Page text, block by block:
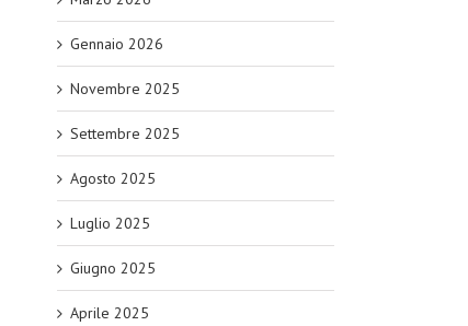
Gennaio 2026
Novembre 2025
Settembre 2025
Agosto 2025
Luglio 2025
Giugno 2025
Aprile 2025